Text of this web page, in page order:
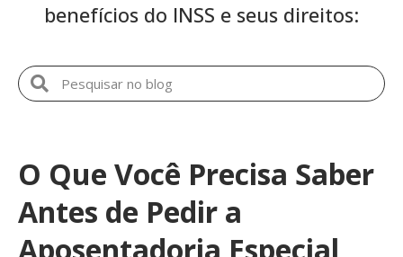
benefícios do INSS e seus direitos:
O Que Você Precisa Saber
Antes de Pedir a
Aposentadoria Especial